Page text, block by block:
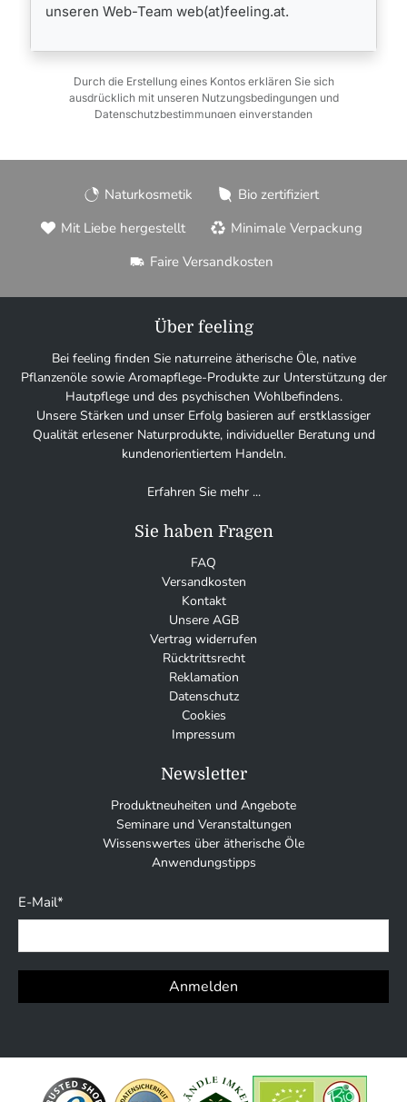
Naturkosmetik
Bio zertifiziert
Mit Liebe hergestellt
Minimale Verpackung
Faire Versandkosten
Über feeling
Bei feeling finden Sie naturreine ätherische Öle, native
Pflanzenöle sowie Aromapflege-Produkte zur Unterstützung der
Hautpflege und des psychischen Wohlbefindens.
Unsere Stärken und unser Erfolg basieren auf erstklassiger
Qualität erlesener Naturprodukte, individueller Beratung und
kundenorientiertem Handeln.
Erfahren Sie mehr ...
Sie haben Fragen
FAQ
Versandkosten
Kontakt
Unsere AGB
Vertrag widerrufen
Rücktrittsrecht
Reklamation
Datenschutz
Cookies
Impressum
Newsletter
Produktneuheiten und Angebote
Seminare und Veranstaltungen
Wissenswertes über ätherische Öle
Anwendungstipps
E-Mail*
Anmelden